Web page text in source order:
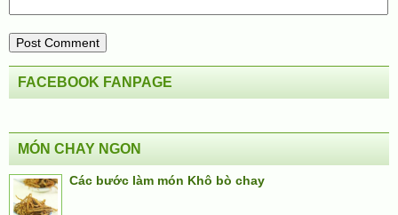
FACEBOOK FANPAGE
MÓN CHAY NGON
Các bước làm món Khô bò chay